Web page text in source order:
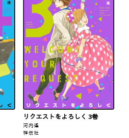
リクエストをよろしく 3巻
河内遙
祥伝社